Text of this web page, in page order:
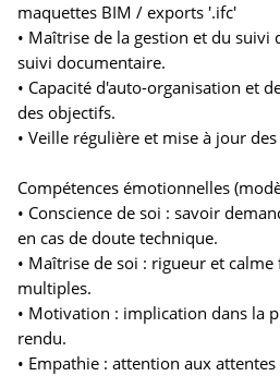
maquettes BIM / exports '.ifc'
• Maîtrise de la gestion et du suivi
suivi documentaire.
• Capacité d'auto-organisation et
des objectifs.
• Veille régulière et mise à jour
Compétences émotionnelles
• Conscience de soi : savoir
en cas de doute technique.
• Maîtrise de soi : rigueur et
multiples.
• Motivation : implication dans la
rendu.
• Empathie : attention aux